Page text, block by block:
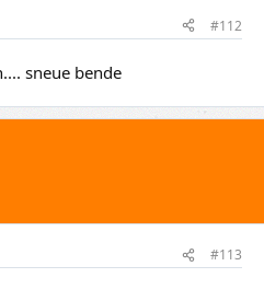
#112
sneue bende
#113